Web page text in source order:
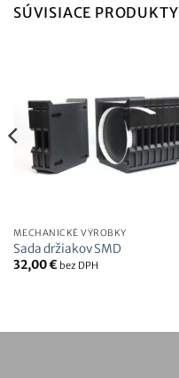
SÚVISIACE PRODUKTY
MECHANICKÉ VÝROBKY
Sada držiakov SMD
32,00€ bez DPH